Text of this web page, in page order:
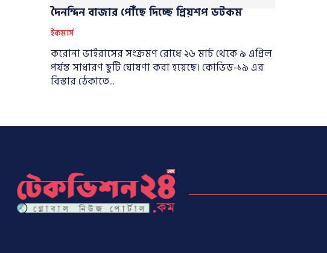
দৈনন্দিন বাজার পৌঁছে দিচ্ছে প্রিয়শপ ডটকম
ইকমার্স
করোনা ভাইরাসের সংক্রমণ রোধে ২৬ মার্চ থেকে ৯ এপ্রিল
পর্যন্ত সাধারণ ছুটি ঘোষণা করা হয়েছে। কোভিড-১৯ এর
বিস্তার ঠেকাতে...